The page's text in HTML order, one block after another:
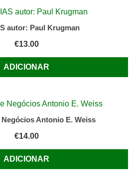
autor: Paul Krugman
€13.00
ADICIONAR
Antonio E. Weiss
€14.00
ADICIONAR